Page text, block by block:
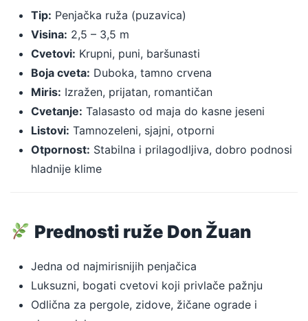
Tip: Penjačka ruža (puzavica)
Visina: 2,5 – 3,5 m
Cvetovi: Krupni, puni, baršunasti
Boja cveta: Duboka, tamno crvena
Miris: Izražen, prijatan, romantičan
Cvetanje: Talasasto od maja do kasne jeseni
Listovi: Tamnozeleni, sjajni, otporni
Otpornost: Stabilna i prilagodljiva, dobro podnosi
hladnije klime
Prednosti ruže Don Žuan
Jedna od najmirisnijih penjačica
Luksuzni, bogati cvetovi koji privlače pažnju
Odlična za pergole, zidove, žičane ograde i